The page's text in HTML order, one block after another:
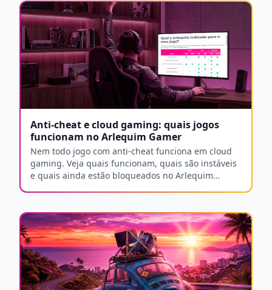
Anti-cheat e cloud gaming: quais jogos
funcionam no Arlequim Gamer
Nem todo jogo com anti-cheat funciona em cloud
gaming. Veja quais funcionam, quais são instáveis
e quais ainda estão bloqueados no Arlequim